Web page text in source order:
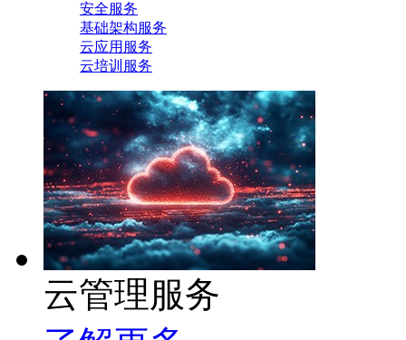
安全服务
基础架构服务
云应用服务
云培训服务
云管理服务